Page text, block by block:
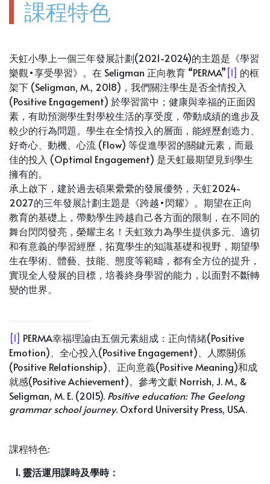
課程特色
天虹小學上一個三年發展計劃(2021-2024)的主題是《學習
樂觀•享受學習》。在 Seligman 正向教育 “PERMA” [1] 的框
架下 (Seligman, M., 2018)，我們關注學生是否全情投入
(Positive Engagement) 於學習當中；健康與幸福的正面因
素，有助預測學生對學校生活的享受度，帶動成績的進步及
較少的行為問題。學生在全情投入的層面，能經歷創造力、
好奇心、動機、心流 (Flow) 等促進學習的關鍵元素，而最
佳的投入 (Optimal Engagement) 是天虹最期望見到學生
擁有的。
承上啟下，建於過去碩果纍纍的發展優勢，天虹2024-
2027的三年發展計劃主題是《跨越•閃耀》。期望在正向
教育的基礎上，帶動學生跨越自己各方面的限制，在不同的
舞台閃閃發亮，榮耀主名！天虹致力為學生提供多元、適切
和有意義的學習經歷，拓寬學生的知識基礎和視野，期望學
生在學術、體藝、技能、態度等範疇，都有全方位的提升，
實現全人發展的目標，培養終身學習的能力，以面對不斷轉
變的世界。
[1] PERMA幸福理論由五個元素組成：正向情緒(Positive
Emotion)、全心投入(Positive Engagement)、人際關係
(Positive Relationship)、正向意義(Positive Meaning)和成
就感(Positive Achievement)。參考文獻 Norrish, J. M., &
Seligman, M. E. (2015). Positive education: The Geelong
grammar school journey. Oxford University Press, USA.
課程特色:
1. 靈活運用課時及學時：